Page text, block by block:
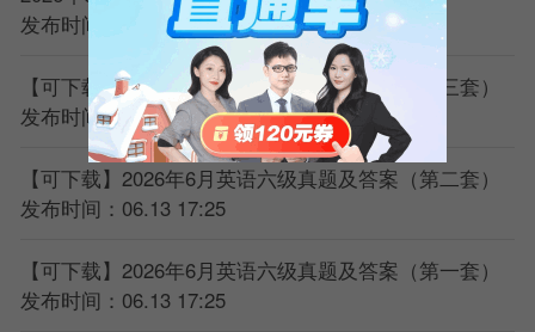
发布时间：06.13 17:25
【可下载】2026年6月英语六级真题及答案（第三套）
发布时间：06.13 17:25
【可下载】2026年6月英语六级真题及答案（第二套）
发布时间：06.13 17:25
【可下载】2026年6月英语六级真题及答案（第一套）
发布时间：06.13 17:25